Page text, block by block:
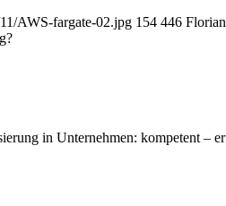
AWS-fargate-02.jpg 154 446
in Unternehmen: kompetent –